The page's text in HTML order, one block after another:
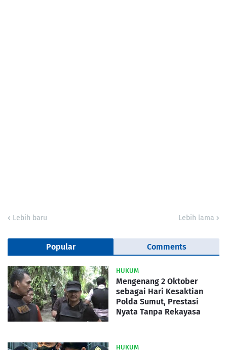
Lebih baru Lebih lama
Popular Comments
HUKUM
Mengenang 2 Oktober
sebagai Hari Kesaktian
Polda Sumut, Prestasi
Nyata Tanpa Rekayasa
HUKUM